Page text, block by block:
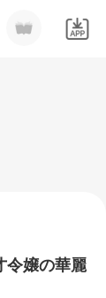
令嬢の華麗